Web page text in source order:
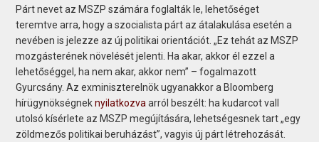
Párt nevet az MSZP számára foglalták le, lehetőséget
teremtve arra, hogy a szocialista párt az átalakulása esetén a
nevében is jelezze az új politikai orientációt. „Ez tehát az MSZP
mozgásterének növelését jelenti. Ha akar, akkor él ezzel a
lehetőséggel, ha nem akar, akkor nem” – fogalmazott
Gyurcsány. Az exminiszterelnök ugyanakkor a Bloomberg
hírügynökségneknyilatkozva arról beszélt: ha kudarcot vall
utolsó kísérlete az MSZP megújítására, lehetségesnek tart „egy
zöldmezős politikai beruházást”, vagyis új párt létrehozását.